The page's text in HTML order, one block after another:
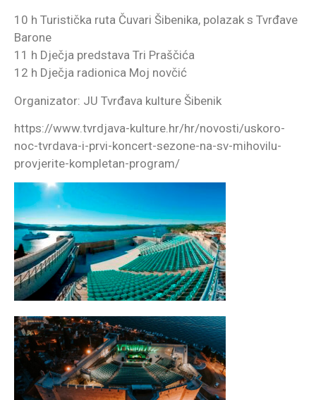
10 h Turistička ruta Čuvari Šibenika, polazak s Tvrđave
Barone
11 h Dječja predstava Tri Praščića
12 h Dječja radionica Moj novčić
Organizator: JU Tvrđava kulture Šibenik
https://www.tvrdjava-kulture.hr/hr/novosti/uskoro-
noc-tvrdava-i-prvi-koncert-sezone-na-sv-mihovilu-
provjerite-kompletan-program/